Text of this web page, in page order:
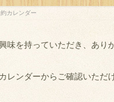
約カレンダー
味を持っていただき、あり
レンダーからご確認いただ